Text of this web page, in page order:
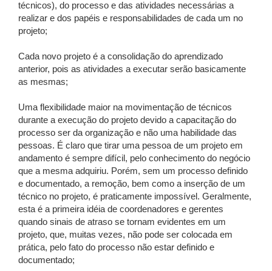
técnicos), do processo e das atividades necessárias a
realizar e dos papéis e responsabilidades de cada um no
projeto;
Cada novo projeto é a consolidação do aprendizado
anterior, pois as atividades a executar serão basicamente
as mesmas;
Uma flexibilidade maior na movimentação de técnicos
durante a execução do projeto devido a capacitação do
processo ser da organização e não uma habilidade das
pessoas. É claro que tirar uma pessoa de um projeto em
andamento é sempre difícil, pelo conhecimento do negócio
que a mesma adquiriu. Porém, sem um processo definido
e documentado, a remoção, bem como a inserção de um
técnico no projeto, é praticamente impossível. Geralmente,
esta é a primeira idéia de coordenadores e gerentes
quando sinais de atraso se tornam evidentes em um
projeto, que, muitas vezes, não pode ser colocada em
prática, pelo fato do processo não estar definido e
documentado;